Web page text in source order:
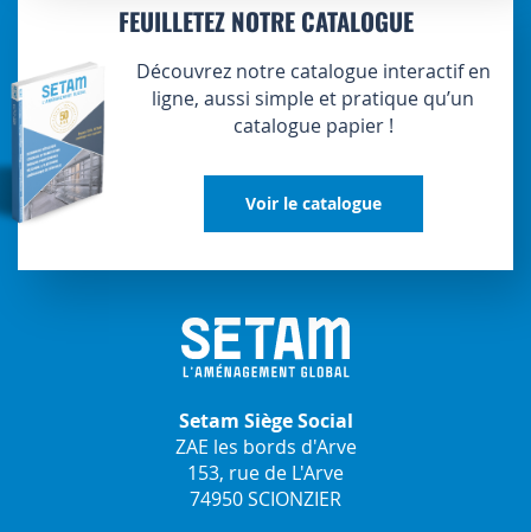
FEUILLETEZ NOTRE CATALOGUE
Découvrez notre catalogue interactif en
ligne, aussi simple et pratique qu’un
catalogue papier !
Voir le catalogue
Setam Siège Social
ZAE les bords d'Arve
153, rue de L'Arve
74950 SCIONZIER